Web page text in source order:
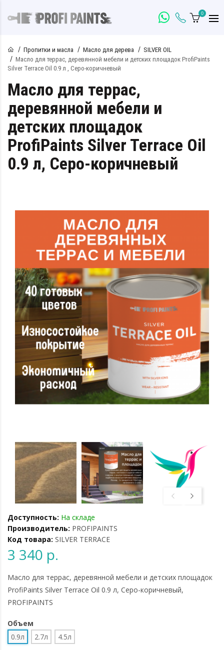
0
Пропитки и масла Масло для дерева
SILVER OIL
Масло для террас, деревянной мебели и детских площадок ProfiPaints
Silver Terrace Oil 0.9 л , Серо-коричневый
Масло для террас,
деревянной мебели и
детских площадок
ProfiPaints Silver Terrace Oil
0.9 л, Серо-коричневый
Доступность: На складе
Производитель: PROFIPAINTS
Код товара: SILVER TERRACE
3 340 р.
Масло для террас, деревянной мебели и детских площадок
ProfiPaints Silver Terrace Oil 0.9 л, Серо-коричневый,
PROFIPAINTS
Объем
0.9л
2.7л
4.5л